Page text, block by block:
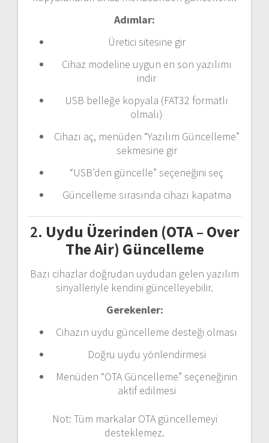
Adımlar:
Üretici sitesine gir
Cihaz modeline uygun en son yazılımı
indir
USB belleğe kopyala (FAT32 formatlı
olmalı)
Cihazı aç, menüden “Yazılım Güncelleme”
sekmesine gir
“USB’den güncelle” seçeneğini seç
Güncelleme sırasında cihazı kapatma
2. Uydu Üzerinden (OTA – Over
TheAir) Güncelleme
Bazı cihazlardoğrudan uydudan gelen yazılım
sinyalleriyle kendini güncelleyebilir.
Gerekenler:
Cihazın uydu güncelleme desteği olması
Doğru uydu yönlendirmesi
Menüden “OTA Güncelleme” seçeneğinin
aktifedilmesi
Not: Tüm markalarOTA güncellemeyi
desteklemez.